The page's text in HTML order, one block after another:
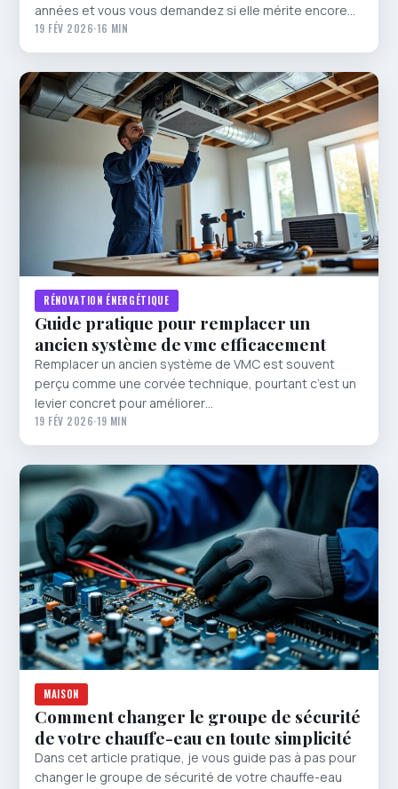
années et vous vous demandez si elle mérite encore…
19 FÉV 2026·16 MIN
RÉNOVATION ÉNERGÉTIQUE
Guide pratique pour remplacer un
ancien système de vmc efficacement
Remplacer un ancien système de VMC est souvent
perçu comme une corvée technique, pourtant c’est un
levier concret pour améliorer…
19 FÉV 2026·19 MIN
MAISON
Comment changer le groupe de sécurité
de votre chauffe-eau en toute simplicité
Dans cet article pratique, je vous guide pas à pas pour
changer le groupe de sécurité de votre chauffe-eau